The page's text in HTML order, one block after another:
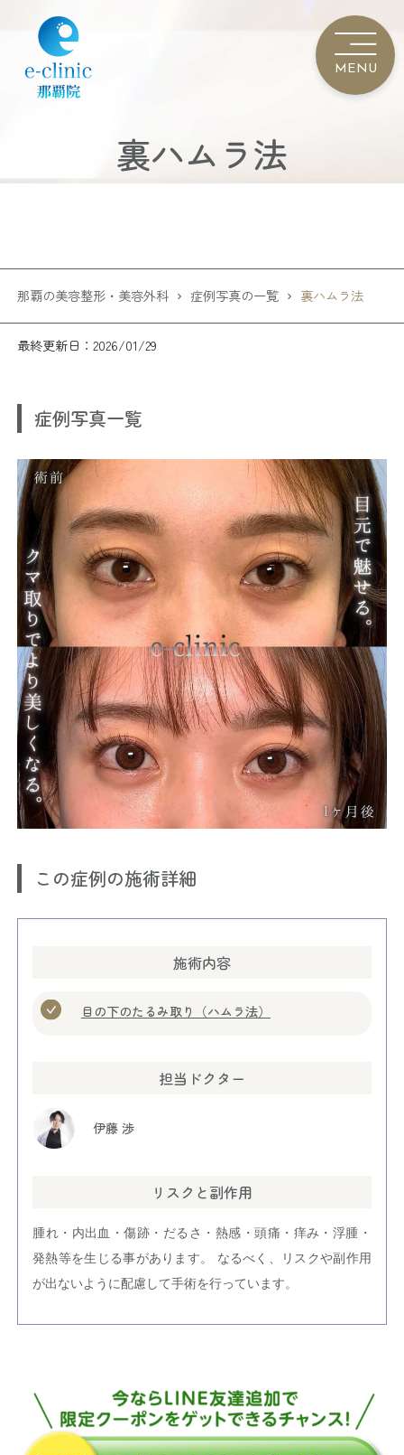
裏ハムラ法
那覇の美容整形・美容外科 症例写真の一覧 裏ハムラ法
最終更新日：2026/01/29
症例写真一覧
この症例の施術詳細
施術内容
目の下のたるみ取り（ハムラ法）
担当ドクター
伊藤 渉
リスクと副作用
腫れ・内出血・傷跡・だるさ・熱感・頭痛・痒み・浮腫・
発熱等を生じる事があります。 なるべく、リスクや副作用
が出ないように配慮して手術を行っています。